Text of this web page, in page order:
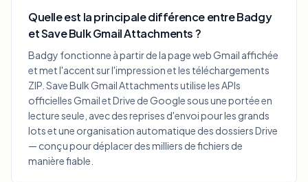
Quelle est la principale différence entre Badgy
et Save Bulk Gmail Attachments ?
Badgy fonctionne à partir de la page web Gmail affichée
et met l'accent sur l'impression et les téléchargements
ZIP. Save Bulk Gmail Attachments utilise les APIs
officielles Gmail et Drive de Google sous une portée en
lecture seule, avec des reprises d'envoi pour les grands
lots et une organisation automatique des dossiers Drive
— conçu pour déplacer des milliers de fichiers de
manière fiable.